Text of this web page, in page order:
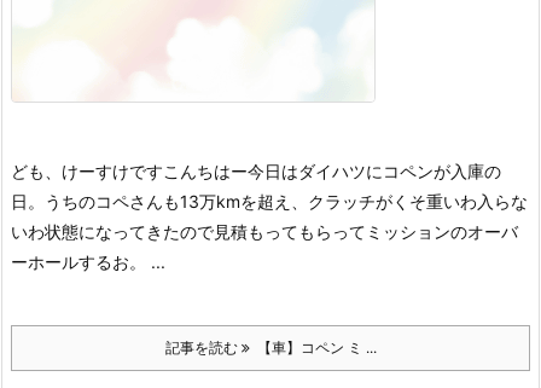
ども、けーすけですこんちはー今日はダイハツにコペンが入庫の
日。
うちのコペさんも13万kmを超え、クラッチがくそ重いわ入らな
いわ状態になってきたので見積もってもらってミッションのオーバ
ーホールするお。 ...
記事を読む 【車】コペン ミ ...